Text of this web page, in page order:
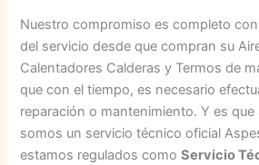
Nuestro compromiso es completo
del servicio desde que compran su
Calentadores Calderas y Termos de
que con el tiempo, es necesario
reparación o mantenimiento. Y es que
somos un servicio técnico oficial
estamos regulados comoServicio